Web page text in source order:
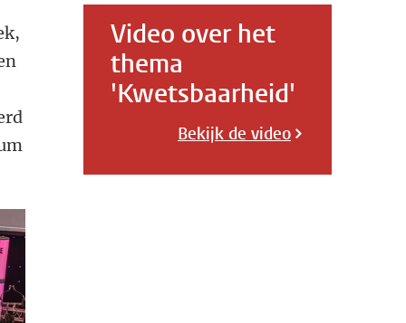
Video over het
thema
'Kwetsbaarheid'
Bekijk de video